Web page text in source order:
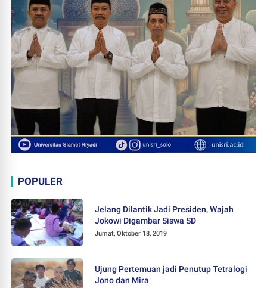
POPULER
Jelang Dilantik Jadi Presiden, Wajah
Jokowi Digambar Siswa SD
Jumat, Oktober 18, 2019
Ujung Pertemuan jadi Penutup Tetralogi
Jono dan Mira